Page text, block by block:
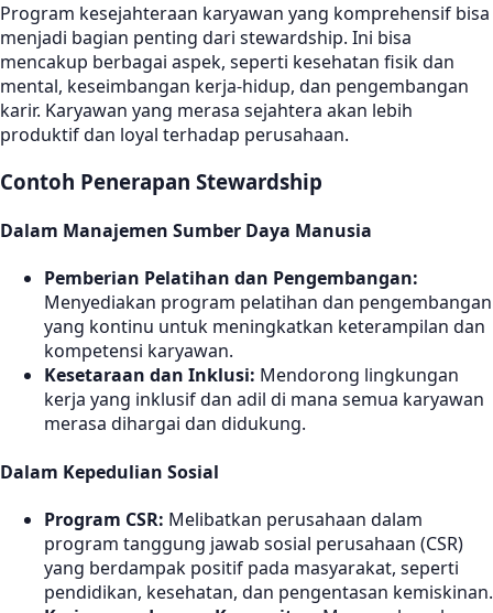
Program kesejahteraan karyawan yang komprehensif bisa
menjadi bagian penting dari stewardship. Ini bisa
mencakup berbagai aspek, seperti kesehatan fisik dan
mental, keseimbangan kerja-hidup, dan pengembangan
karir. Karyawan yang merasa sejahtera akan lebih
produktif dan loyal terhadap perusahaan.
Contoh Penerapan Stewardship
Dalam Manajemen Sumber Daya Manusia
Pemberian Pelatihan dan Pengembangan:
Menyediakan program pelatihan dan pengembangan
yang kontinu untuk meningkatkan keterampilan dan
kompetensi karyawan.
Kesetaraan dan Inklusi: Mendorong lingkungan
kerja yang inklusif dan adil di mana semua karyawan
merasa dihargai dan didukung.
Dalam Kepedulian Sosial
Program CSR: Melibatkan perusahaan dalam
program tanggung jawab sosial perusahaan (CSR)
yang berdampak positif pada masyarakat, seperti
pendidikan, kesehatan, dan pengentasan kemiskinan.